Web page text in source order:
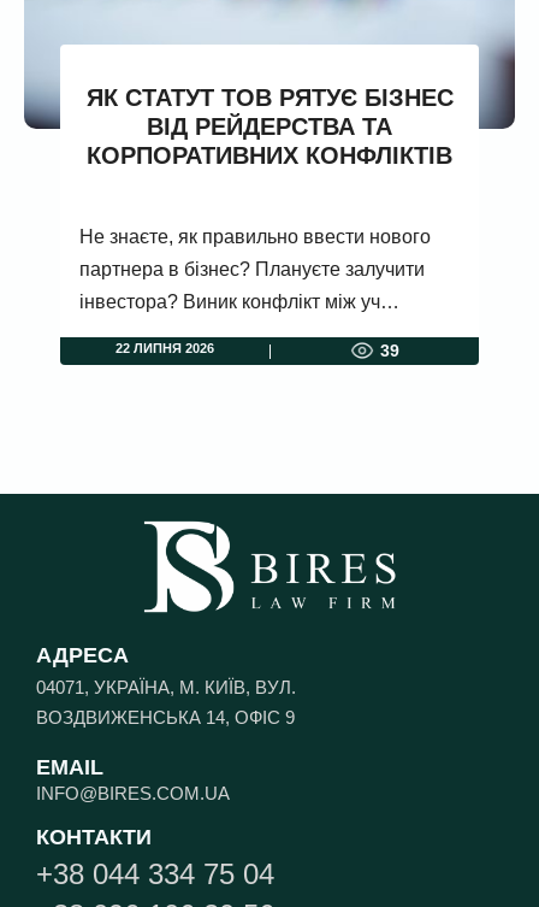
ЯК СТАТУТ ТОВ РЯТУЄ БІЗНЕС
ВІД РЕЙДЕРСТВА ТА
КОРПОРАТИВНИХ КОНФЛІКТІВ
Не знаєте, як правильно ввести нового
партнера в бізнес? Плануєте залучити
інвестора? Виник конфлікт між уч…
22 ЛИПНЯ 2026 39
АДРЕСА
04071, УКРАЇНА, М. КИЇВ, ВУЛ.
ВОЗДВИЖЕНСЬКА 14, ОФІС 9
EMAIL
INFO@BIRES.COM.UA
КОНТАКТИ
+38 044 334 75 04